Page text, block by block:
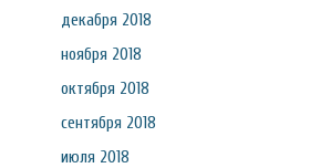
декабря 2018
ноября 2018
октября 2018
сентября 2018
июля 2018